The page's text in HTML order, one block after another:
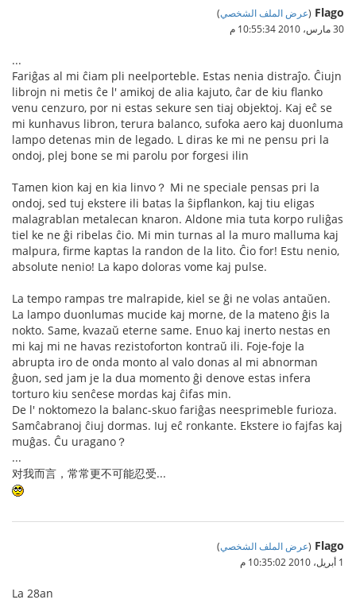
Flago
(عرض الملف الشخصي)
30 مارس، 2010 10:55:34 م
...
Fariĝas al mi ĉiam pli neelporteble. Estas nenia distraĵo. Ĉiujn
librojn ni metis ĉe l' amikoj de alia kajuto, ĉar de kiu flanko
venu cenzuro, por ni estas sekure sen tiaj objektoj. Kaj eĉ se
mi kunhavus libron, terura balanco, sufoka aero kaj duonluma
lampo detenas min de legado. L diras ke mi ne pensu pri la
ondoj, plej bone se mi parolu por forgesi ilin
Tamen kion kaj en kia linvo？ Mi ne speciale pensas pri la
ondoj, sed tuj ekstere ili batas la ŝipflankon, kaj tiu eligas
malagrablan metalecan knaron. Aldone mia tuta korpo ruliĝas
tiel ke ne ĝi ribelas ĉio. Mi min turnas al la muro malluma kaj
malpura, firme kaptas la randon de la lito. Ĉio for! Estu nenio,
absolute nenio! La kapo doloras vome kaj pulse.
La tempo rampas tre malrapide, kiel se ĝi ne volas antaŭen.
La lampo duonlumas mucide kaj morne, de la mateno ĝis la
nokto. Same, kvazaŭ eterne same. Enuo kaj inerto nestas en
mi kaj mi ne havas rezistoforton kontraŭ ili. Foje-foje la
abrupta iro de onda monto al valo donas al mi abnorman
ĝuon, sed jam je la dua momento ĝi denove estas infera
torturo kiu senĉese mordas kaj ĉifas min.
De l' noktomezo la balanc-skuo fariĝas neesprimeble furioza.
Samĉabranoj ĉiuj dormas. Iuj eĉ ronkante. Ekstere io fajfas kaj
muĝas. Ĉu uragano？
...
对我而言，常常更不可能忍受...
Flago
(عرض الملف الشخصي)
1 أبريل، 2010 10:35:02 م
La 28an